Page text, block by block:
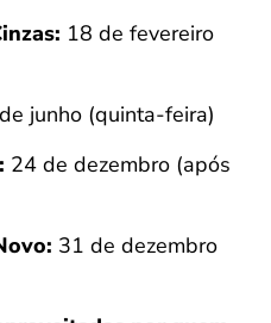
18 de fevereiro
junho (quinta-feira)
24 de dezembro (após
31 de dezembro